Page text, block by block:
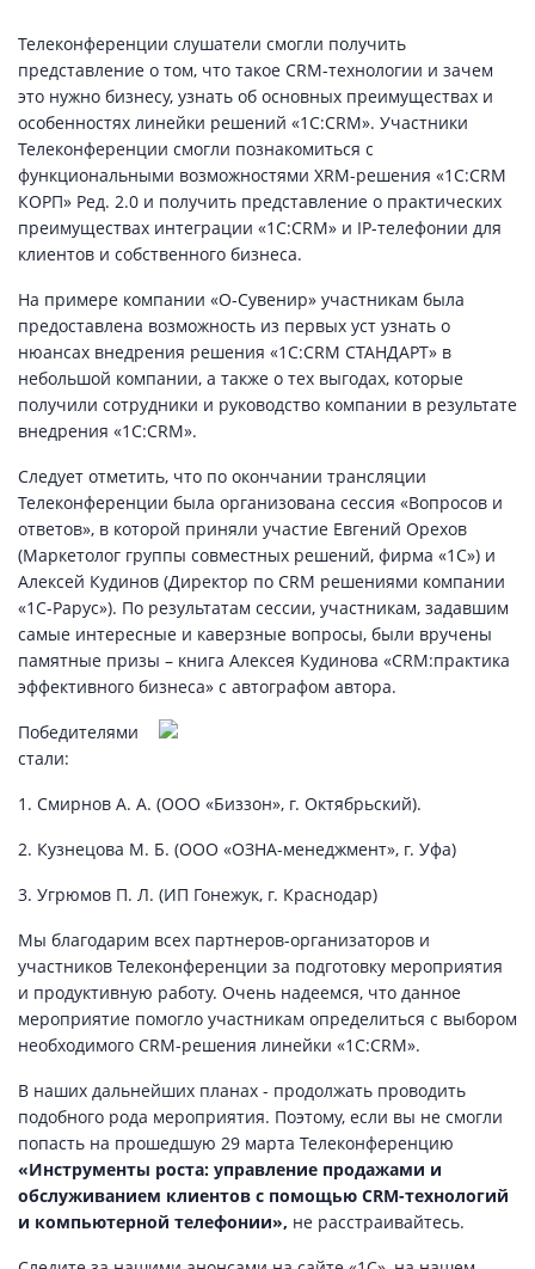
Телеконференции слушатели смогли получить
представление о том, что такое CRM-технологии и зачем
это нужно бизнесу, узнать об основных преимуществах и
особенностях линейки решений «1С:CRM». Участники
Телеконференции смогли познакомиться с
функциональными возможностями XRM-решения «1С:CRM
КОРП» Ред. 2.0 и получить представление о практических
преимуществах интеграции «1С:CRM» и IP-телефонии для
клиентов и собственного бизнеса.
На примере компании «О-Сувенир» участникам была
предоставлена возможность из первых уст узнать о
нюансах внедрения решения «1С:CRM СТАНДАРТ» в
небольшой компании, а также о тех выгодах, которые
получили сотрудники и руководство компании в результате
внедрения «1С:CRM».
Следует отметить, что по окончании трансляции
Телеконференции была организована сессия «Вопросов и
ответов», в которой приняли участие Евгений Орехов
(Маркетолог группы совместных решений, фирма «1С») и
Алексей Кудинов (Директор по CRM решениями компании
«1С-Рарус»). По результатам сессии, участникам, задавшим
самые интересные и каверзные вопросы, были вручены
памятные призы – книга Алексея Кудинова «CRM:практика
эффективного бизнеса» с автографом автора.
Победителями
стали:
1. Смирнов А. А. (ООО «Биззон», г. Октябрьский).
2. Кузнецова М. Б. (ООО «ОЗНА-менеджмент», г. Уфа)
3. Угрюмов П. Л. (ИП Гонежук, г. Краснодар)
Мы благодарим всех партнеров-организаторов и
участников Телеконференции за подготовку мероприятия
и продуктивную работу. Очень надеемся, что данное
мероприятие помогло участникам определиться с выбором
необходимого CRM-решения линейки «1С:CRM».
В наших дальнейших планах - продолжать проводить
подобного рода мероприятия. Поэтому, если вы не смогли
попасть на прошедшую 29 марта Телеконференцию
«Инструменты роста: управление продажами и
обслуживанием клиентов с помощью CRM-технологий
и компьютерной телефонии», не расстраивайтесь.